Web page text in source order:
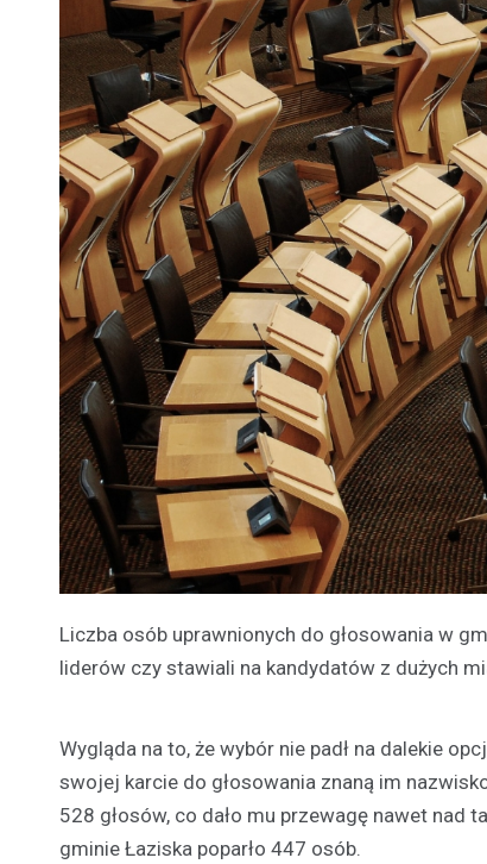
Liczba osób uprawnionych do głosowania w
liderów czy stawiali na kandydatów z dużych
Wygląda na to, że wybór nie padł na dalekie
swojej karcie do głosowania znaną im
528 głosów, co dało mu przewagę nawet nad
gminie Łaziska poparło 447 osób.